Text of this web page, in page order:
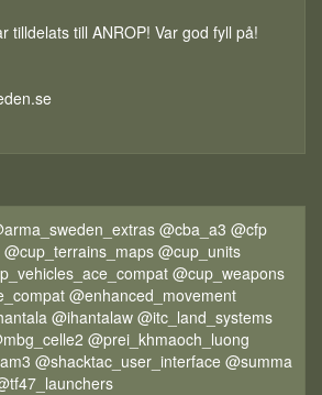
tilldelats till ANROP! Var god fyll på!
@cba_a3 @cfp
@cup_units
@cup_weapons
@enhanced_movement
@ihantalaw @itc_land_systems
@prei_khmaoch_luong
@shacktac_user_interface @summa